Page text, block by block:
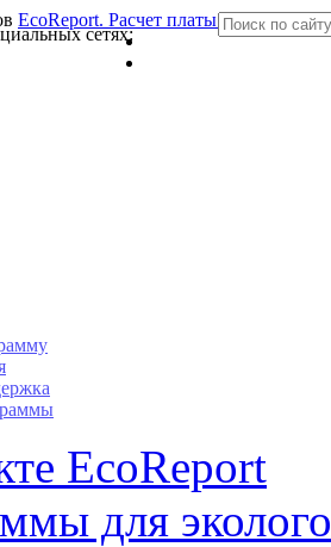
сетях:
EcoReport. Расчет платы за
EcoReport
для